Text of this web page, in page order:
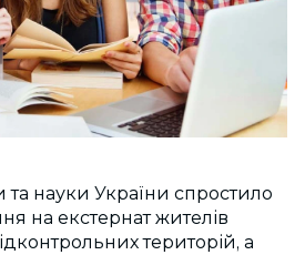
та науки України спростило
на екстернат жителів
територій, а